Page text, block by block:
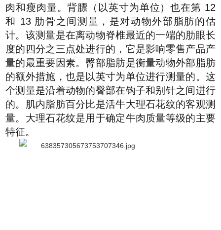
肉和瘦肉量。背膘（以英寸为单位）也在第 12
和 13 肋骨之间测量，是对动物外部脂肪的估
计。该测量是在离动物脊椎最近的一端的肋眼长
度的四分之三点处进行的，它是影响零售产品产
量的最重要因素。臀部脂肪是衡量动物外部脂肪
的额外措施，也是以英寸为单位进行测量的。这
个测量是沿着动物的臀部在钩子和别针之间进行
的。肌内脂肪百分比是活牛大理石花纹的客观测
量。大理石花纹是用于确定牛肉质量等级的主要
特征。